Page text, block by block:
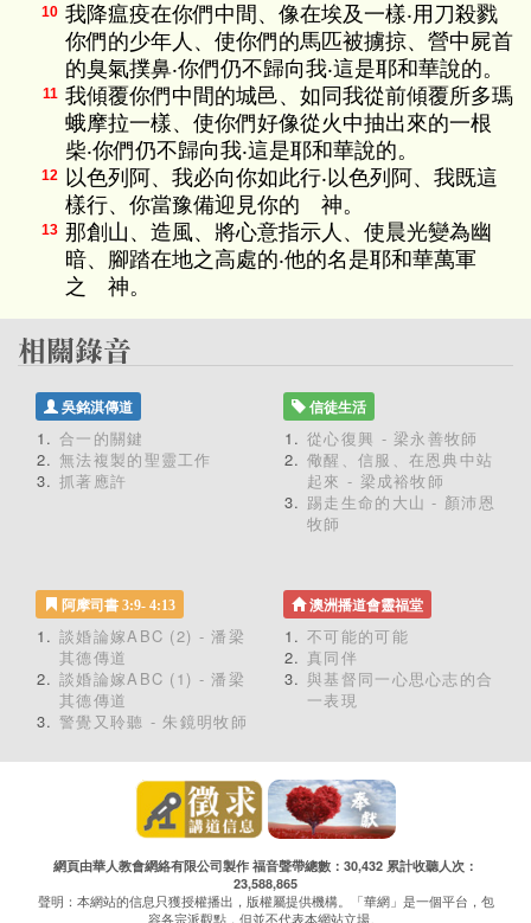
10 我降瘟疫在你們中間、像在埃及一樣‧用刀殺戮
你們的少年人、使你們的馬匹被擄掠、營中屍首
的臭氣撲鼻‧你們仍不歸向我‧這是耶和華說的。
11 我傾覆你們中間的城邑、如同我從前傾覆所多瑪
蛾摩拉一樣、使你們好像從火中抽出來的一根
柴‧你們仍不歸向我‧這是耶和華說的。
12 以色列阿、我必向你如此行‧以色列阿、我既這
樣行、你當豫備迎見你的 神。
13 那創山、造風、將心意指示人、使晨光變為幽
暗、腳踏在地之高處的‧他的名是耶和華萬軍
之 神。
吳銘淇傳道
合一的關鍵
無法複製的聖靈工作
抓著應許
信徒生活
從心復興 - 梁永善牧師
儆醒、信服、在恩典中站
起來 - 梁成裕牧師
踢走生命的大山 - 顏沛恩
牧師
阿摩司書 3:9- 4:13
談婚論嫁ABC (2) - 潘梁
其德傳道
談婚論嫁ABC (1) - 潘梁
其德傳道
警覺又聆聽 - 朱鏡明牧師
澳洲播道會靈福堂
不可能的可能
真同伴
與基督同一心思心志的合
一表現
網頁由華人教會網絡有限公司製作 福音聲帶總數：30,432 累計收聽人次：
23,588,865
聲明：本網站的信息只獲授權播出，版權屬提供機構。「華網」是一個平台，包
容各宗派觀點，但並不代表本網站立場。